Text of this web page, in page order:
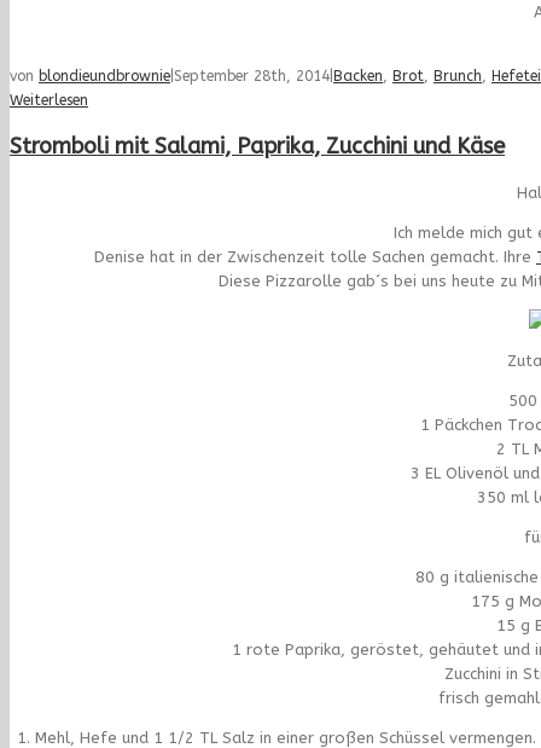
von blondieundbrownie September 28th, 2014 Backen Brot Brunch
Weiterlesen
Stromboli mit Salami, Paprika, Zucchini und Käse
Ich melde mich gut
Denise hat in der Zwischenzeit tolle Sachen gemacht. Ihre
Diese Pizzarolle gab´s bei uns heute zu
500
1 Päckchen
2 TL
3 EL Olivenöl
350 ml
80 g italienische
175 g
15 g
1 rote Paprika, geröstet, gehäutet und
Zucchini in
frisch
1. Mehl, Hefe und 1 1/2 TL Salz in einer großen Schüssel